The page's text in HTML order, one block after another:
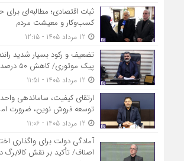
ثبات اقتصادی؛ مطالبه‌ای برای
کسب‌وکار و معیشت مردم
تضعیف و رکود بسیار شدید
پیک موتوری/ کاهش ۵۰ درصدی درآمدها
ارتقای کیفیت، ساماندهی
توسعه فروش نوین، ضرورت
آمادگی دولت برای واگذاری
اصناف/ تأکید بر نقش کالابرگ